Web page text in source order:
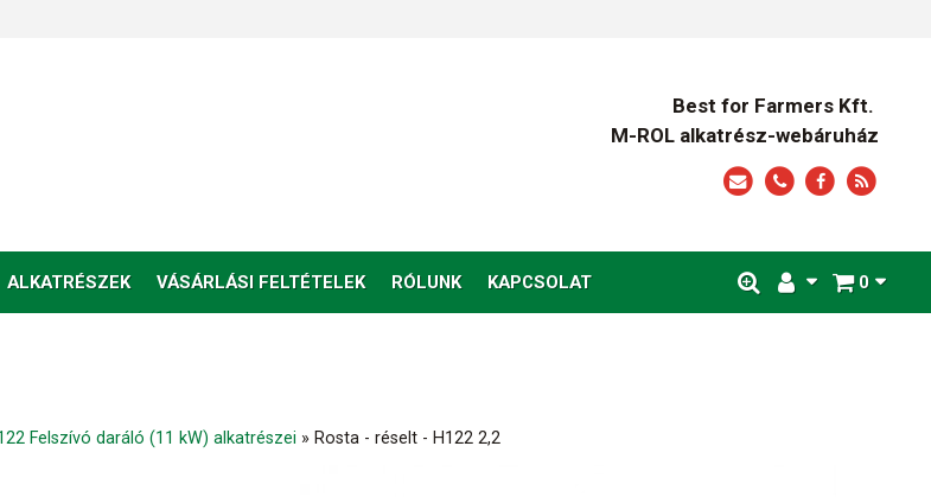
Best for Farmers Kft.
M-ROL alkatrész-webáruház
0
ALKATRÉSZEK VÁSÁRLÁSI FELTÉTELEK RÓLUNK KAPCSOLAT
Felszívó daráló (11 kW) alkatrészei » Rosta - réselt - H122 2,2